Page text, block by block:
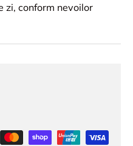
zi, conform nevoilor